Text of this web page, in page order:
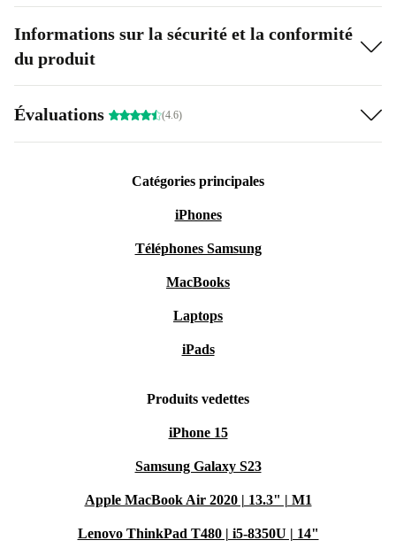
Informations sur la sécurité et la conformité
du produit
Évaluations (4.6)
Catégories principales
iPhones
Téléphones Samsung
MacBooks
Laptops
iPads
Produits vedettes
iPhone 15
Samsung Galaxy S23
Apple MacBook Air 2020 | 13.3" | M1
Lenovo ThinkPad T480 | i5-8350U | 14"